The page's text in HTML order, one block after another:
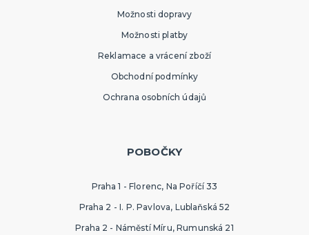
Možnosti dopravy
Možnosti platby
Reklamace a vrácení zboží
Obchodní podmínky
Ochrana osobních údajů
POBOČKY
Praha 1 - Florenc, Na Poříčí 33
Praha 2 - I. P. Pavlova, Lublaňská 52
Praha 2 - Náměstí Míru, Rumunská 21